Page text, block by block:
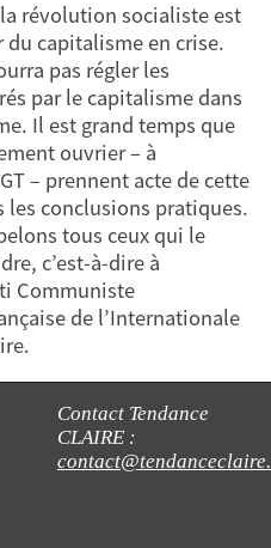
révolution socialiste est
du capitalisme en crise.
pas régler les
par le capitalisme dans
Il est grand temps que
ouvrier – à
– prennent acte de cette
conclusions pratiques.
tous ceux qui le
c’est-à-dire à
Communiste
de l’Internationale
Contact Tendance
CLAIRE :